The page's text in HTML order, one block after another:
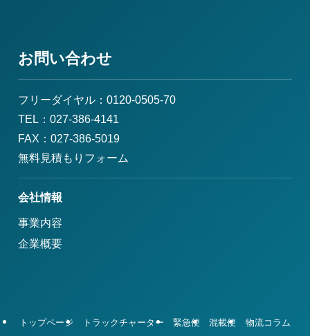
お問い合わせ
フリーダイヤル：0120-0505-70
TEL：027-386-4141
FAX：027-386-5019
無料見積もりフォーム
会社情報
事業内容
企業概要
トップページ トラックチャーター 緊急便 混載便 物流コラム